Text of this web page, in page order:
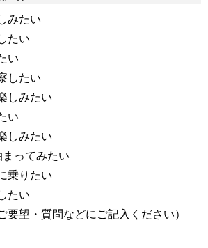
みたい
たい
い
したい
しみたい
い
しみたい
ってみたい
乗りたい
たい
要望・質問などにご記入ください）